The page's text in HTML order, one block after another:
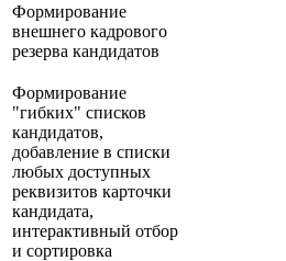
Формирование
внешнего кадрового
резерва кандидатов
Формирование
"гибких" списков
кандидатов,
добавление в списки
любых доступных
реквизитов карточки
кандидата,
интерактивный отбор
и сортировка